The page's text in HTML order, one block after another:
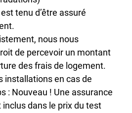
tenu d’être assuré
nous nous
de percevoir un montant
des frais de logement.
installations en cas de
: Nouveau ! Une assurance
inclus dans le prix du test